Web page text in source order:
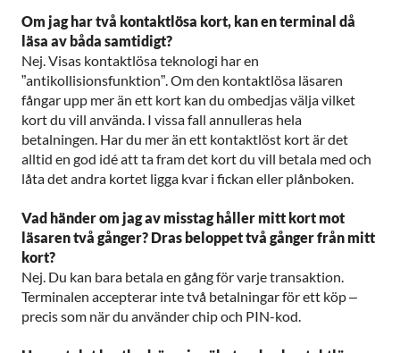
Om jag har två kontaktlösa kort, kan en terminal då
läsa av båda samtidigt?
Nej. Visas kontaktlösa teknologi har en
”antikollisionsfunktion”. Om den kontaktlösa läsaren
fångar upp mer än ett kort kan du ombedjas välja vilket
kort du vill använda. I vissa fall annulleras hela
betalningen. Har du mer än ett kontaktlöst kort är det
alltid en god idé att ta fram det kort du vill betala med och
låta det andra kortet ligga kvar i fickan eller plånboken.
Vad händer om jag av misstag håller mitt kort mot
läsaren två gånger? Dras beloppet två gånger från mitt
kort?
Nej. Du kan bara betala en gång för varje transaktion.
Terminalen accepterar inte två betalningar för ett köp –
precis som när du använder chip och PIN-kod.